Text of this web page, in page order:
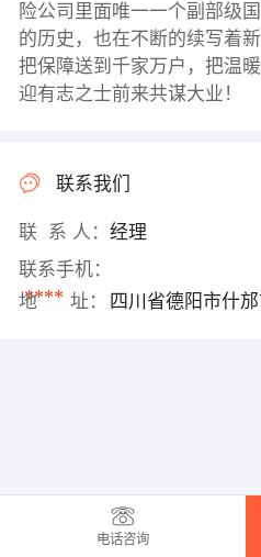
险公司里面唯一一个副部级
的历史，也在不断的续写着
把保障送到千家万户，把温
迎有志之士前来共谋大业！
联系我们
联 系 人： 经理
联系手机：
****
地 址： 四川省德阳市什
电话咨询